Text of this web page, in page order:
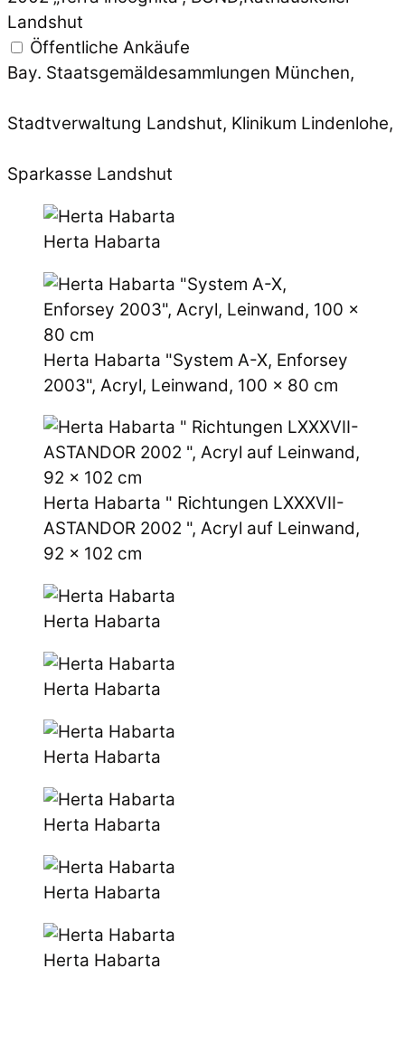
Landshut
Öffentliche Ankäufe
Bay. Staatsgemäldesammlungen München,
Stadtverwaltung Landshut, Klinikum Lindenlohe,
Sparkasse Landshut
Herta Habarta
Herta Habarta "System A-X, Enforsey
2003", Acryl, Leinwand, 100 x 80 cm
Herta Habarta " Richtungen LXXXVII-
ASTANDOR 2002 ", Acryl auf Leinwand,
92 x 102 cm
Herta Habarta
Herta Habarta
Herta Habarta
Herta Habarta
Herta Habarta
Herta Habarta